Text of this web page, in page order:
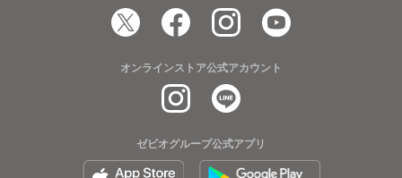
オンラインストア公式アカウント
ゼビオグループ公式アプリ